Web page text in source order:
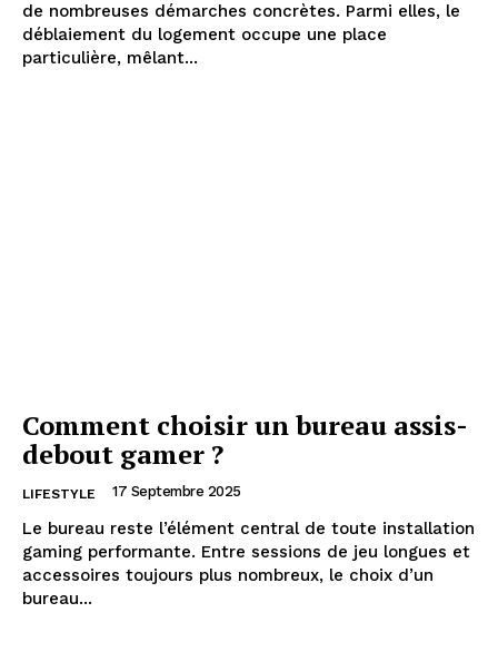
de nombreuses démarches concrètes. Parmi elles, le
déblaiement du logement occupe une place
particulière, mêlant...
Comment choisir un bureau assis-
debout gamer ?
LIFESTYLE 17 Septembre 2025
Le bureau reste l’élément central de toute installation
gaming performante. Entre sessions de jeu longues et
accessoires toujours plus nombreux, le choix d’un
bureau...